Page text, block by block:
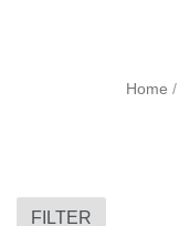
Home /
FILTER